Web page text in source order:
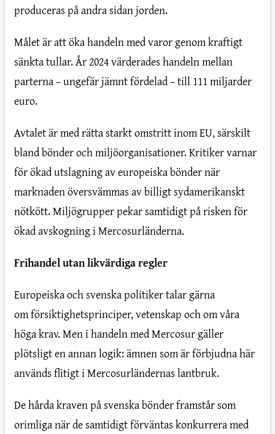
produceras på andra sidan jorden.
Målet är att öka handeln med varor genom kraftigt
sänkta tullar. År 2024 värderades handeln mellan
parterna – ungefär jämnt fördelad – till 111 miljarder
euro.
Avtalet är med rätta starkt omstritt inom EU, särskilt
bland bönder och miljöorganisationer. Kritiker varnar
för ökad utslagning av europeiska bönder när
marknaden översvämmas av billigt sydamerikanskt
nötkött. Miljögrupper pekar samtidigt på risken för
ökad avskogning i Mercosurländerna.
Frihandel utan likvärdiga regler
Europeiska och svenska politiker talar gärna
om försiktighetsprinciper, vetenskap och om våra
höga krav. Men i handeln med Mercosur gäller
plötsligt en annan logik: ämnen som är förbjudna här
används flitigt i Mercosurländernas lantbruk.
De hårda kraven på svenska bönder framstår som
orimliga när de samtidigt förväntas konkurrera med